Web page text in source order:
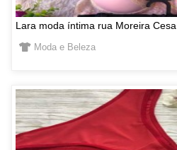
Lara moda íntima rua Moreira Cesa
Moda e Beleza